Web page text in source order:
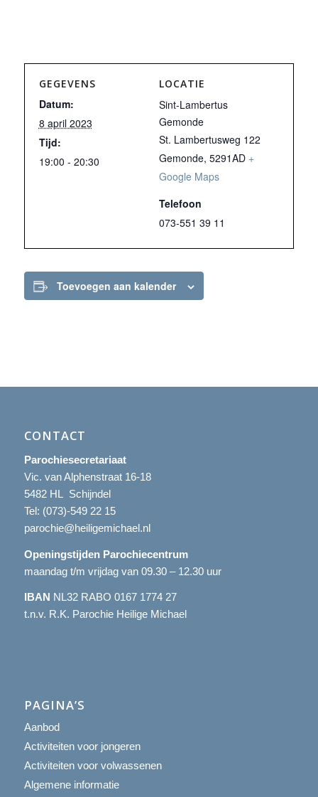
GEGEVENS
Datum:
8 april 2023
Tijd:
19:00 - 20:30
LOCATIE
Sint-Lambertus
Gemonde
St. Lambertusweg 122
Gemonde, 5291AD +
Google Maps
Telefoon
073-551 39 11
Toevoegen aan kalender
CONTACT
Parochiesecretariaat
Vic. van Alphenstraat 16-18
5482 HL Schijndel
Tel: (073)-549 22 15
parochie@heiligemichael.nl
Openingstijden Parochiecentrum
maandag t/m vrijdag van 09.30 – 12.30 uur
IBAN NL32 RABO 0167 1774 27
t.n.v. R.K. Parochie Heilige Michael
PAGINA’S
Aanbod
Activiteiten voor jongeren
Activiteiten voor volwassenen
Algemene informatie